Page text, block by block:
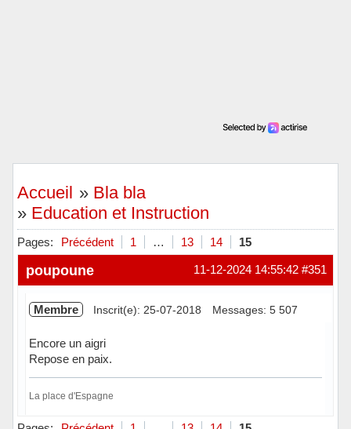
Accueil » Bla bla
» Education et Instruction
Pages: Précédent 1 … 13 14 15
#351
11-12-2024 14:55:42
poupoune
Membre Inscrit(e): 25-07-2018 Messages: 5 507
Encore un aigri
Repose en paix.
La place d'Espagne